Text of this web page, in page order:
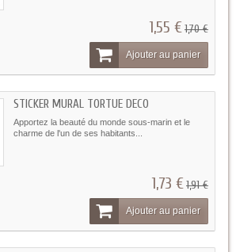
1,55 €1,70 €
Ajouter au panier
STICKER MURAL TORTUE DECO
Apportez la beauté du monde sous-marin et le
charme de l'un de ses habitants...
1,73 €1,91 €
Ajouter au panier